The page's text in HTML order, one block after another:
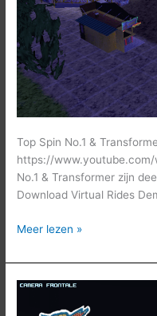
Top Spin No.1 &
https://www.youtube.com/
No.1 & Transformer zijn
Download Virtual Rides
Meer lezen »
L